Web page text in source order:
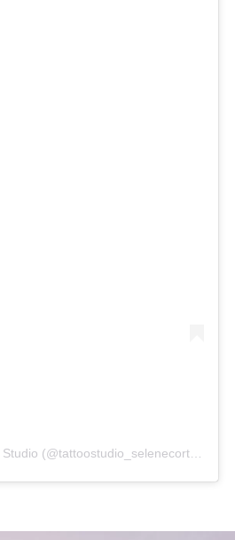
Un post condiviso da Selene Cortese Tattoo Studio (@tattoostudio_selenecortese)